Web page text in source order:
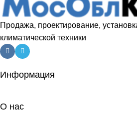
Продажа, проектирование,
климатической техники
Информация
О нас